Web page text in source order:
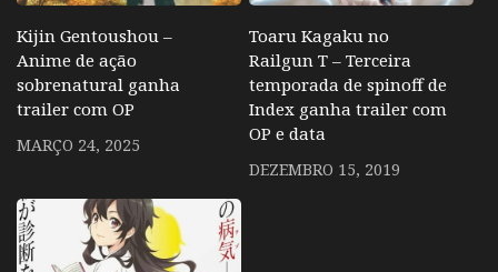
Kijin Gentoushou –
Anime de ação
sobrenatural ganha
trailer com OP
MARÇO 24, 2025
Toaru Kagaku no
Railgun T – Terceira
temporada de spinoff de
Index ganha trailer com
OP e data
DEZEMBRO 15, 2019